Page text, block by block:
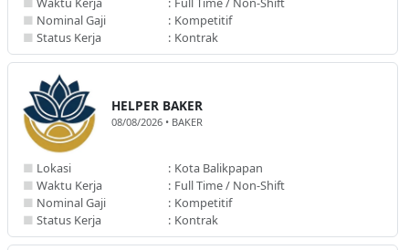
■ Nominal Gaji : Kompetitif
■ Status Kerja : Kontrak
HELPER BAKER
08/08/2026 • BAKER
■ Lokasi : Kota Balikpapan
■ Waktu Kerja : Full Time / Non-Shift
■ Nominal Gaji : Kompetitif
■ Status Kerja : Kontrak